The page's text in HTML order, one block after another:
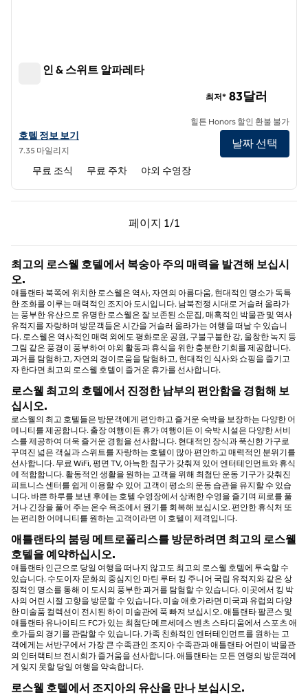
햄튼 인 & 스위트 알파레타
햄튼 인 & 스위트 알파레타의 호텔 정보 보기
호텔 정보 보기
7.35 마일리지
최저* 83달러
힐튼 Honors 할인 환불 불가
날짜 선택
무료 조식 무료 주차 야외 수영장
페이지 1/1
이전 페이지, 1/1
페이지 1/1
최고의 로스웰 호텔에서 복숭아 주의 매력을 발견해 보십시
오.
애틀랜타 북쪽에 위치한 로스웰은 역사, 자연의 아름다움, 현대적인 명소가 독특
한 조화를 이루는 매력적인 조지아 도시입니다. 남북전쟁 시대로 거슬러 올라가
는 풍부한 유산으로 유명한 로스웰은 잘 보존된 소문집, 매혹적인 박물관 및 역사
유적지를 자랑하며 방문객들은 시간을 거슬러 올라가는 여행을 떠날 수 있습니
다. 로스웰은 역사적인 매력 외에도 평화로운 공원, 구불구불한 강, 울창한 녹지 등
그림 같은 풍경이 풍부하여 야외 활동과 휴식을 위한 충분한 기회를 제공합니다.
과거를 탐험하고, 자연의 경이로움을 탐험하고, 현대적인 식사와 쇼핑을 즐기고
자 한다면 최고의 로스웰 호텔이 즐거운 휴가를 선사합니다.
로스웰 최고의 호텔에서 진정한 남부의 편안함을 경험해 보
십시오.
로스웰의 최고 호텔들은 방문객에게 편안하고 즐거운 숙박을 보장하는 다양한 어
메니티를 제공합니다. 출장 여행이든 휴가 여행이든 이 숙박 시설은 다양한 서비
스를 제공하여 더욱 즐거운 경험을 선사합니다. 현대적인 장식과 푹신한 가구로
꾸며진 넓은 객실과 스위트를 자랑하는 호텔이 많아 편안하고 매력적인 분위기를
선사합니다. 무료 WiFi, 평면 TV, 아늑한 침구가 갖춰져 있어 엔터테인먼트와 휴식
에 적합합니다. 활동적인 생활을 원하는 고객을 위해 최첨단 운동 기구가 갖춰진
피트니스 센터를 쉽게 이용할 수 있어 고객이 평소의 운동 습관을 유지할 수 있습
니다. 바쁜 하루를 보낸 후에는 호텔 수영장에서 상쾌한 수영을 즐기며 피로를 풀
거나 긴장을 풀어 주는 온수 욕조에서 원기를 회복해 보십시오. 편안한 휴식처 또
는 편리한 어메니티를 원하는 고객이라면 이 호텔이 제격입니다.
애틀랜타의 붐링 메트로폴리스를 방문하려면 최고의 로스웰
호텔을 예약하십시오.
애틀랜타 인근으로 당일 여행을 떠나지 않고도 최고의 로스웰 호텔에 투숙할 수
있습니다. 수도이자 문화의 중심지인 마틴 루터 킹 주니어 국립 유적지와 같은 상
징적인 명소를 통해 이 도시의 풍부한 과거를 탐험할 수 있습니다. 이곳에서 킹 박
사의 어린 시절 고향을 방문할 수 있습니다. 미술 애호가라면 미국과 유럽의 다양
한 미술품 컬렉션이 전시된 하이 미술관에 푹 빠져 보십시오. 애틀랜타 팔콘스 및
애틀랜타 유나이티드 FC가 있는 최첨단 메르세데스 벤츠 스타디움에서 스포츠 애
호가들의 경기를 관람할 수 있습니다. 가족 친화적인 엔터테인먼트를 원하는 고
객에게는 서반구에서 가장 큰 수족관인 조지아 수족관과 애틀랜타 어린이 박물관
의 인터랙티브 전시회가 즐거움을 선사합니다. 애틀랜타는 모든 연령의 방문객에
게 잊지 못할 당일 여행을 약속합니다.
로스웰 호텔에서 조지아의 유산을 만나 보십시오.